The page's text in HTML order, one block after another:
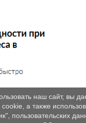
наш сайт, вы
а также
пользовательских